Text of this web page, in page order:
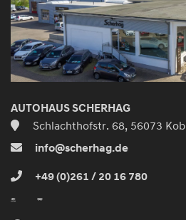
aktivieren
AUTOHAUS SCHERHAG
Schlachthofstr. 68, 56073
info@scherhag.de
+49 (0)261 / 20 16 780